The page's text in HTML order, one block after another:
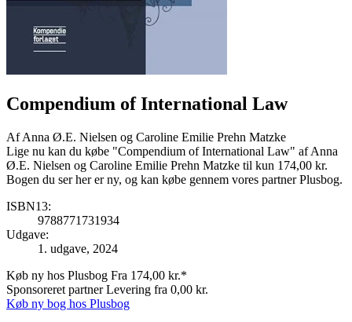
Compendium of International Law
AfAnna Ø.E. Nielsen og Caroline Emilie Prehn Matzke
Lige nu kan du købe "Compendium of International Law" af Anna
Ø.E. Nielsen og Caroline Emilie Prehn Matzke til kun 174,00 kr.
Bogen du ser her er ny, og kan købe gennem vores partner Plusbog.
ISBN13:
9788771731934
Udgave:
1. udgave, 2024
Køb ny hos Plusbog Fra 174,00 kr.*
Sponsoreret partnerLevering fra 0,00 kr.
Køb ny bog hos Plusbog